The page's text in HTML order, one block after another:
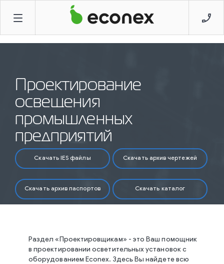
Проектирование
освещения
промышленных
предприятий
Скачать IES файлы Скачать архив чертежей
Скачать архив паспортов Скачать каталог
Раздел «Проектировщикам» - это Ваш помощник
в проектировании осветительных установок с
оборудованием Econex. Здесь Вы найдете всю